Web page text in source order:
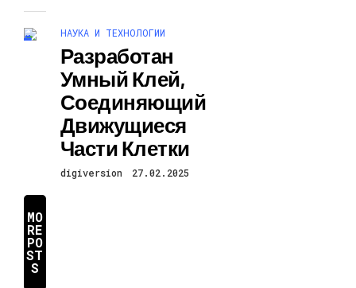
НАУКА И ТЕХНОЛОГИИ
Разработан
Умный Клей,
Соединяющий
Движущиеся
Части Клетки
digiversion 27.02.2025
MO
RE
PO
ST
S